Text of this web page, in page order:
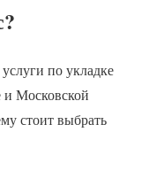
по укладке
Московской
стоит выбрать